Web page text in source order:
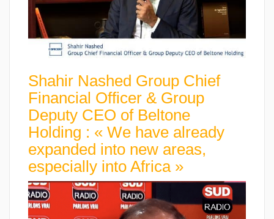
Shahir Nashed Group Chief
Financial Officer & Group
Deputy CEO of Beltone
Holding : « We have already
expanded into new areas,
especially into Africa »